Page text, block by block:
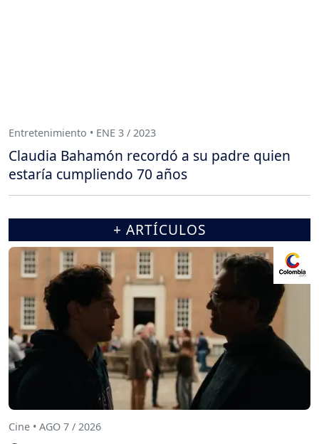
Entretenimiento • ENE 3 / 2023
Claudia Bahamón recordó a su padre quien
estaría cumpliendo 70 años
+ ARTÍCULOS
Cine • AGO 7 / 2026